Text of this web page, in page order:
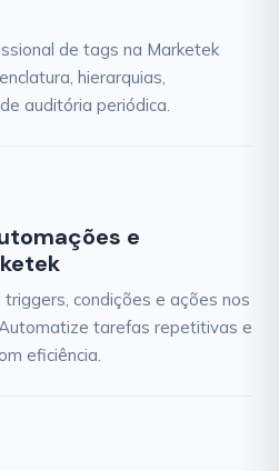
de tags na Marketek
hierarquias,
auditória periódica.
e
condições e ações nos
tarefas repetitivas e
eficiência.